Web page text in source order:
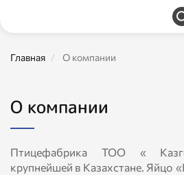
Главная О компании
О компании
Птицефабрика ТОО «
крупнейшей в Казахстане. Яйцо